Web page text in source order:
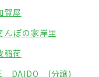
賀屋
んぽの家岸里
稲荷
DAIDO (分譲)